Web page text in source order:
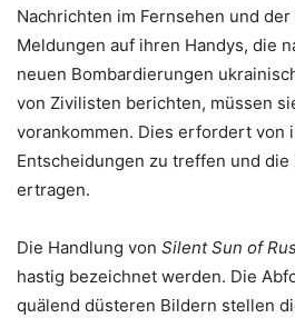
Nachrichten im Fernsehen und
Meldungen auf ihren Handys, die
neuen Bombardierungen
von Zivilisten berichten, müssen
vorankommen. Dies erfordert von
Entscheidungen zu treffen und
ertragen.
Die Handlung von Silent Sun of
hastig bezeichnet werden. Die
quälend düsteren Bildern stellen